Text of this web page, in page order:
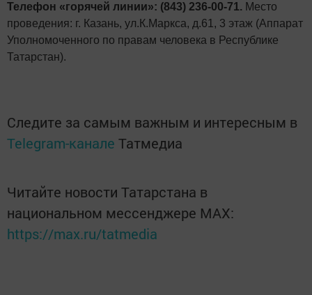
Телефон «горячей линии»: (843) 236-00-71. Место
проведения: г. Казань, ул.К.Маркса, д.61, 3 этаж (Аппарат
Уполномоченного по правам человека в Республике
Татарстан).
Следите за самым важным и интересным в
Telegram-канале Татмедиа
Читайте новости Татарстана в
национальном мессенджере MАХ:
https://max.ru/tatmedia